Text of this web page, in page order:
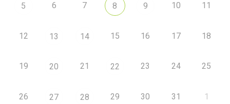
5 6 7 8 9 10 11
12 13 14 15 16 17 18
19 20 21 22 23 24 25
26 27 28 29 30 31 1